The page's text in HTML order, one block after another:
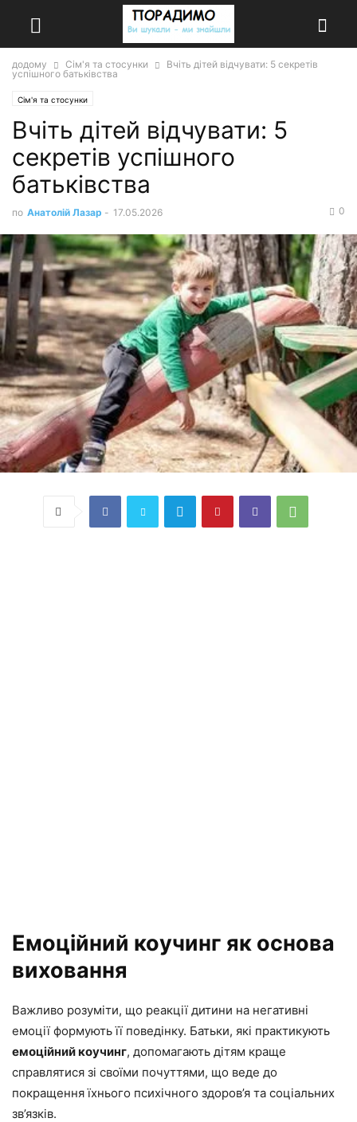
додому Сім'я та стосунки
Вчіть дітей відчувати: 5 секретів
успішного батьківства
Сім'я та стосунки
Вчіть дітей відчувати: 5
секретів успішного
батьківства
по Анатолій Лазар - 17.05.2026 0
Емоційний коучинг як основа
виховання
Важливо розуміти, що реакції дитини на негативні
емоції формують її поведінку. Батьки, які практикують
емоційний коучинг, допомагають дітям краще
справлятися зі своїми почуттями, що веде до
покращення їхнього психічного здоров’я та соціальних
зв’язків.